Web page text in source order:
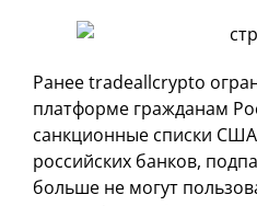
Ранее tradeallcrypto
платформе гражданам
санкционные списки
российских банков,
больше не могут